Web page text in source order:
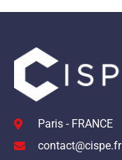
Paris - FRANCE
contact@cispe.fr